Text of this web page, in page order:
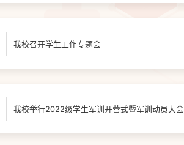
我校召开学生工作专题会
我校举行2022级学生军训开营式暨军训动员大会